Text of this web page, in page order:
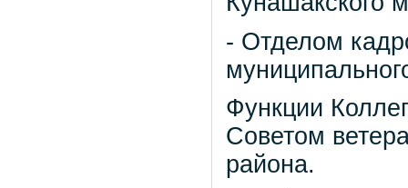
- Отделом
Функции
Советом
района.